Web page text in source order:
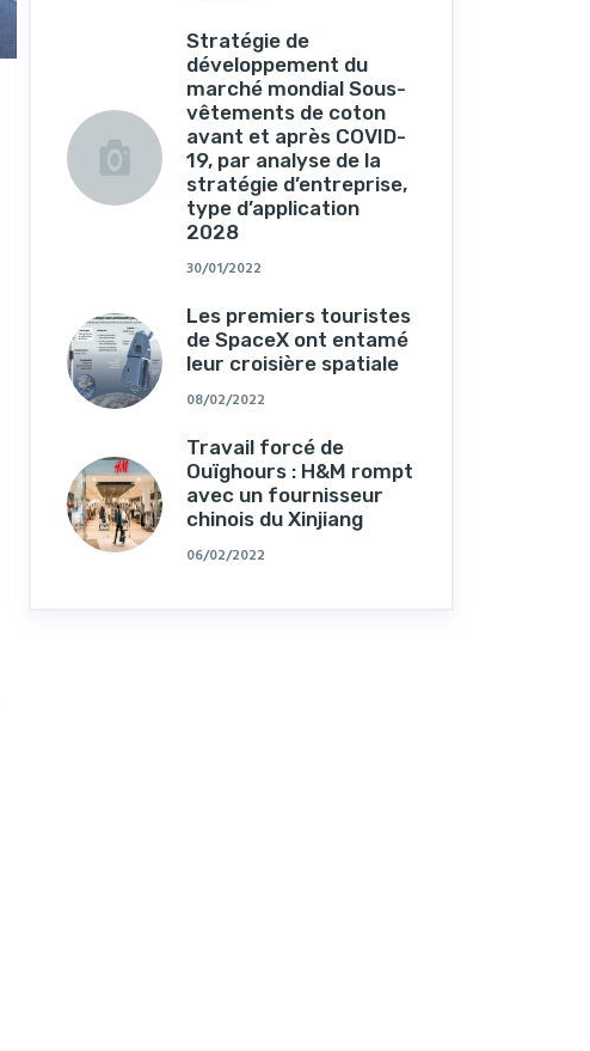
Stratégie de
développement du
marché mondial Sous-
vêtements de coton
avant et après COVID-
19, par analyse de la
stratégie d’entreprise,
type d’application
2028
30/01/2022
Les premiers touristes
de SpaceX ont entamé
leur croisière spatiale
08/02/2022
Travail forcé de
Ouïghours : H&M rompt
avec un fournisseur
chinois du Xinjiang
06/02/2022